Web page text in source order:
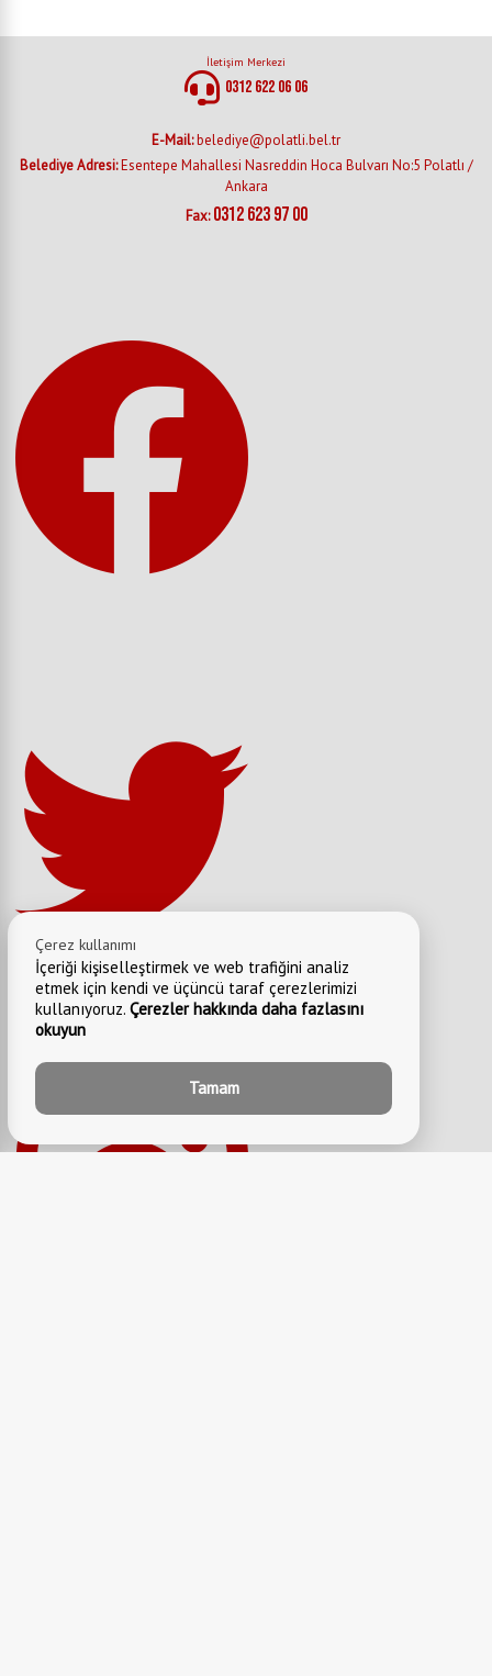
İletişim Merkezi
0312 622 06 06
E-Mail:belediye@polatli.bel.tr
Belediye Adresi:Esentepe Mahallesi Nasreddin Hoca Bulvarı No:5 Polatlı /
Ankara
Fax:0312 623 97 00
Çerez kullanımı
İçeriği kişiselleştirmek ve web trafiğini analiz
etmek için kendi ve üçüncü taraf çerezlerimizi
kullanıyoruz. Çerezler hakkında daha fazlasını
okuyun
Tamam